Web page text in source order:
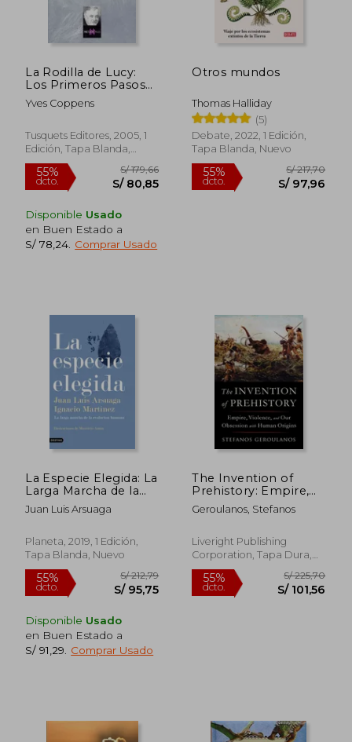
S/ 308,37
La Rodilla de Lucy:
Los Primeros Pasos
Hacia la Humanidad
Yves Coppens
Tusquets Editores, 2005, 1
Edición, Tapa Blanda,
Nuevo
Disponible Usado
en Buen Estado a
S/ 78,24 Comprar Usado
Otros mundos
Thomas Halliday
(5)
Debate, 2022, 1 Edición,
Tapa Blanda, Nuevo
La Especie Elegida: La
Larga Marcha de la
Evolución Humana
(Imago Mundi)
Juan Luis Arsuaga
Planeta, 2019, 1 Edición,
Tapa Blanda, Nuevo
Disponible Usado
en Buen Estado a
S/ 91,29
Comprar Usado
The Invention of
Prehistory: Empire,
Violence, and Our
Obsession with
Inglés)
Geroulanos, Stefanos
Liveright Publishing
Corporation, Tapa Dura,
Nuevo